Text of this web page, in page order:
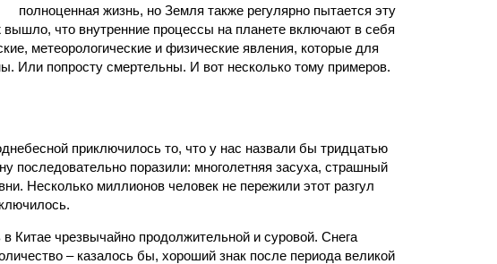
полноценная жизнь, но Земля также регулярно пытается эту
вышло, что внутренние процессы на планете включают в себя
метеорологические и физические явления, которые для
Или попросту смертельны. И вот несколько тому примеров.
приключилось то, что у нас назвали бы тридцатью
последовательно поразили: многолетняя засуха, страшный
Несколько миллионов человек не пережили этот разгул
Китае чрезвычайно продолжительной и суровой. Снега
– казалось бы, хороший знак после периода великой